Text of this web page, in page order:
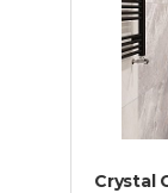
Crystal